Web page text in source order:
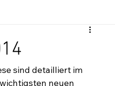
WESTERNER
Cremona SM Western
sind detailliert im
neuen